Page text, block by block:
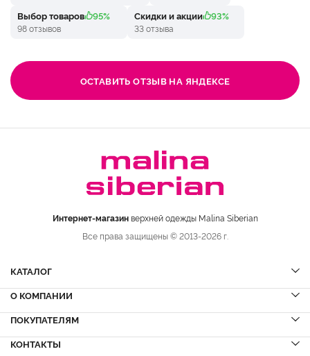
Выбор товаров 95%
98 отзывов
Скидки и акции 93%
33 отзыва
ОСТАВИТЬ ОТЗЫВ НА ЯНДЕКСЕ
Интернет-магазинверхней одежды Malina Siberian
Все права защищены © 2013-2026 г.
КАТАЛОГ
Шубы
Шубы из норки
Шубы из куницы
Дубленки
О КОМПАНИИ
Вопрос-ответ
Сервисный центр
ПОКУПАТЕЛЯМ
Акции
КОНТАКТЫ